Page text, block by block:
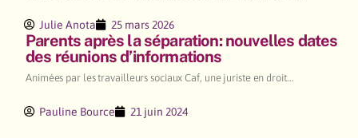
Julie Anota 25 mars 2026
Parents après la séparation: nouvelles dates
des réunions d’informations
Animées par les travailleurs sociaux Caf, une juriste en droit...
Pauline Bource 21 juin 2024